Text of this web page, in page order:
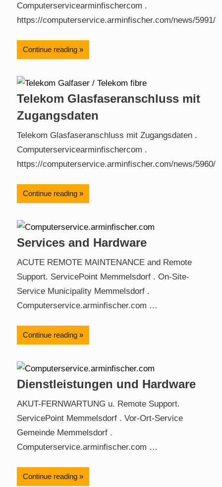
Computerservicearminfischercom .
https://computerservice.arminfischer.com/news/5991/
Continue reading
Telekom Glasfaseranschluss mit
Zugangsdaten
Telekom Glasfaseranschluss mit Zugangsdaten .
Computerservicearminfischercom .
https://computerservice.arminfischer.com/news/5960/
Continue reading
Services and Hardware
ACUTE REMOTE MAINTENANCE and Remote
Support. ServicePoint Memmelsdorf . On-Site-
Service Municipality Memmelsdorf .
Computerservice.arminfischer.com …
Continue reading
Dienstleistungen und Hardware
AKUT-FERNWARTUNG u. Remote Support.
ServicePoint Memmelsdorf . Vor-Ort-Service
Gemeinde Memmelsdorf .
Computerservice.arminfischer.com …
Continue reading